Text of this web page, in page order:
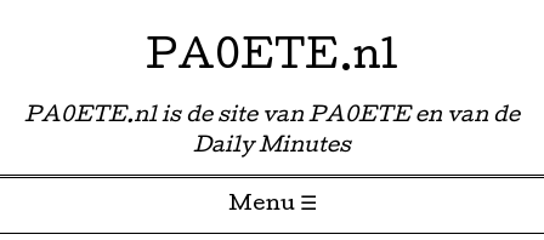
PA0ETE.nl
PA0ETE.nl is de site van PA0ETE en van de
Daily Minutes
Menu ☰